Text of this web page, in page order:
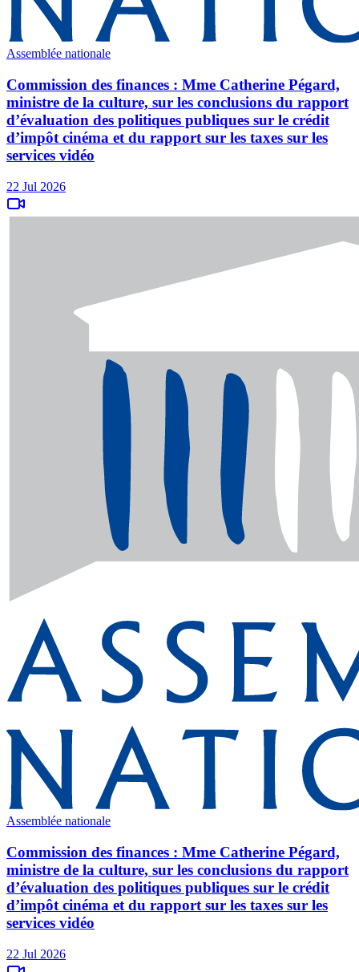
Assemblée nationale
Commission des finances : Mme Catherine Pégard,
ministre de la culture, sur les conclusions du rapport
d’évaluation des politiques publiques sur le crédit
d’impôt cinéma et du rapport sur les taxes sur les
services vidéo
22 Jul 2026
Assemblée nationale
Commission des finances : Mme Catherine Pégard,
ministre de la culture, sur les conclusions du rapport
d’évaluation des politiques publiques sur le crédit
d’impôt cinéma et du rapport sur les taxes sur les
services vidéo
22 Jul 2026